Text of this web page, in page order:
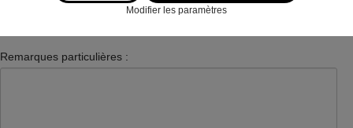
Remarques particulières :
Modifier les paramètres